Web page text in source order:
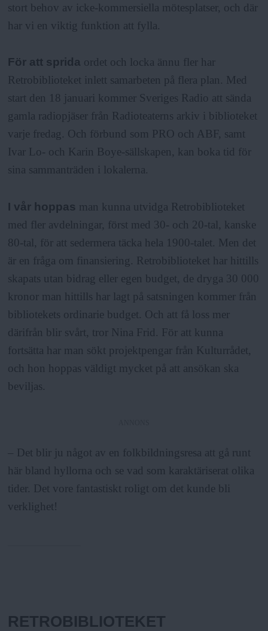
stort behov av icke-kommersiella mötesplatser, och där
har vi en viktig funktion att fylla.
För att sprida ordet och locka ännu fler har
Retrobiblioteket inlett samarbeten på flera plan. Med
start den 18 januari kommer Sveriges Radio att sända
gamla radiopjäser från Radioteaterns arkiv i biblioteket
varje fredag. Och förbund som PRO och ABF, samt
Ivar Lo- och Karin Boye-sällskapen, kan boka tid för
sina sammanträden i lokalerna.
I vår hoppas man kunna utvidga Retrobiblioteket
med fler avdelningar, först med 30- och 20-tal, kanske
80-tal, för att sedermera täcka hela 1900-talet. Men det
är en fråga om finansiering. Retrobiblioteket har hittills
skapats utan bidrag eller egen budget, de dryga 30 000
kronor man hittills har lagt på satsningen kommer från
bibliotekets ordinarie budget. Och att få loss mer
därifrån blir svårt, tror Nina Frid. För att kunna
fortsätta har man sökt projektpengar från Kulturrådet,
och hon hoppas väldigt mycket på att ansökan ska
beviljas.
– Det blir ju något av en folkbildningsresa att gå runt
här bland hyllorna och se vad som karaktäriserat olika
tider. Det vore fantastiskt roligt om det kunde bli
verklighet!
RETROBIBLIOTEKET